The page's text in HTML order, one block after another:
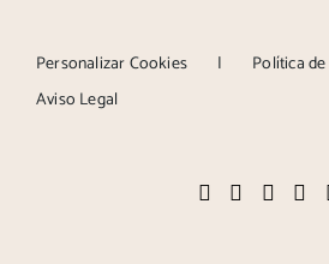
Personalizar Cookies
Política
Aviso Legal